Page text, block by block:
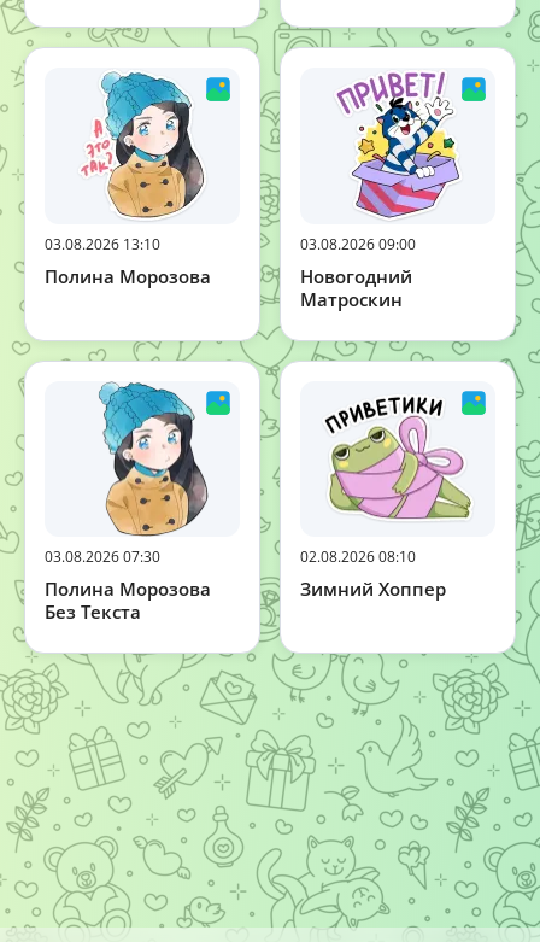
03.08.2026 13:10
Полина Морозова
03.08.2026 09:00
Новогодний
Матроскин
03.08.2026 07:30
Полина Морозова
Без Текста
02.08.2026 08:10
Зимний Хоппер